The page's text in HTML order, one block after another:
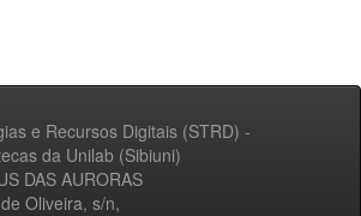
e Recursos Digitais (STRD) -
da Unilab (Sibiuni)
DAS AURORAS
Oliveira, s/n,